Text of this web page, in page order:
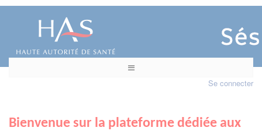
Se connecter
Bienvenue sur la plateforme dédiée aux